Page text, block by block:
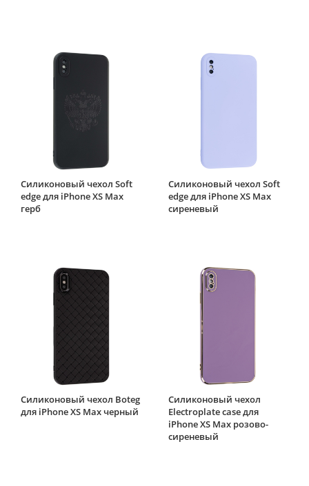
Силиконовый чехол Soft
edge для iPhone XS Max
герб
Силиконовый чехол Soft
edge для iPhone XS Max
сиреневый
Силиконовый чехол Boteg
для iPhone XS Max черный
Силиконовый чехол
Electroplate case для
iPhone XS Max розово-
сиреневый